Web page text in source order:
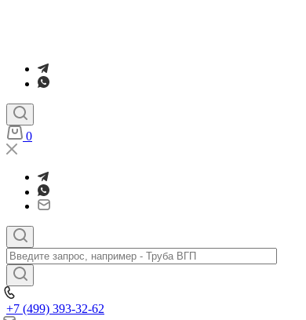
0
+7 (499) 393-32-62